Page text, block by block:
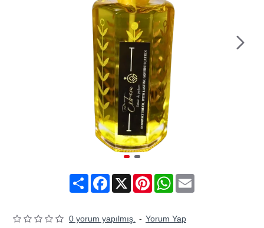
ShareFacebook
X PinterestWhatsApp
Email
0 yorum yapılmış. - Yorum Yap